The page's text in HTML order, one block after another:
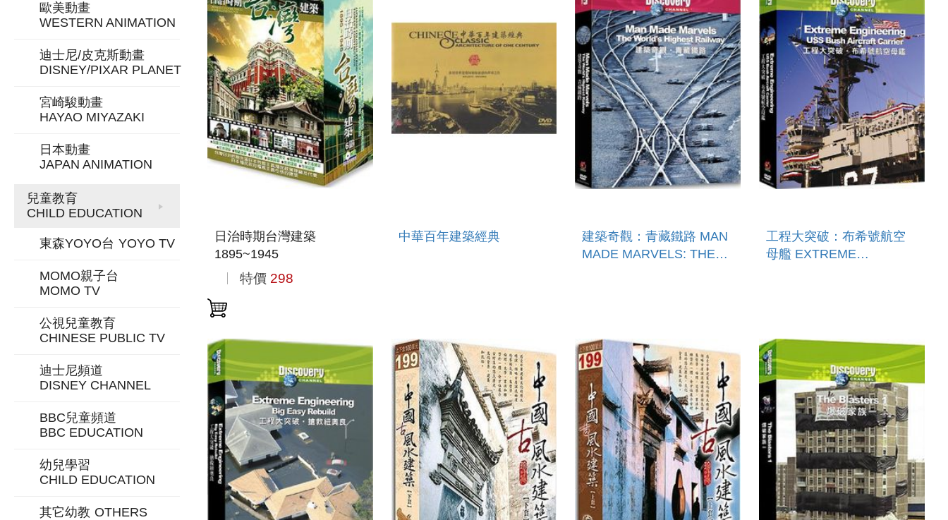
歐美動畫
WESTERN ANIMATION
迪士尼/皮克斯動畫
DISNEY/PIXAR PLANET
宮崎駿動畫
HAYAO MIYAZAKI
日本動畫
JAPAN ANIMATION
兒童教育
CHILD EDUCATION
東森YOYO台 YOYO TV
MOMO親子台
MOMO TV
公視兒童教育
CHINESE PUBLIC TV
迪士尼頻道
DISNEY CHANNEL
BBC兒童頻道
BBC EDUCATION
幼兒學習
CHILD EDUCATION
其它幼教 OTHERS
日治時期台灣建築
1895~1945
特價 298
中華百年建築經典
建築奇觀：青藏鐵路 MAN
MADE MARVELS: THE
工程大突破：布希號航空
母艦 EXTREME